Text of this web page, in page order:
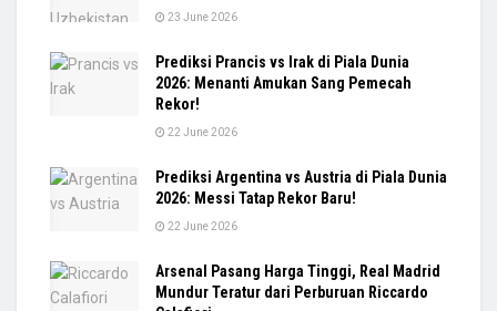
23 June 2026
Prediksi Prancis vs Irak di Piala Dunia
2026: Menanti Amukan Sang Pemecah
Rekor!
22 June 2026
Prediksi Argentina vs Austria di Piala Dunia
2026: Messi Tatap Rekor Baru!
22 June 2026
Arsenal Pasang Harga Tinggi, Real Madrid
Mundur Teratur dari Perburuan Riccardo